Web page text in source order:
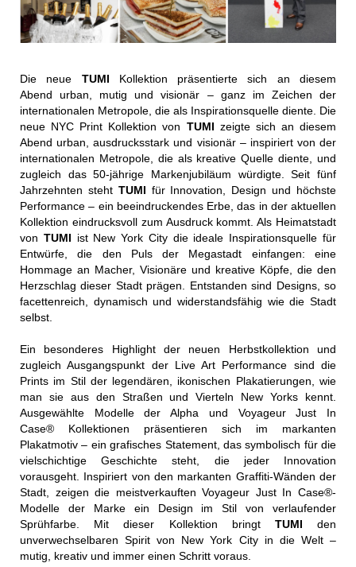
Die neue TUMI Kollektion präsentierte sich an diesem
Abend urban, mutig und visionär – ganz im Zeichen der
internationalen Metropole, die als Inspirationsquelle diente. Die
neue NYC Print Kollektion von TUMI zeigte sich an diesem
Abend urban, ausdrucksstark und visionär – inspiriert von der
internationalen Metropole, die als kreative Quelle diente, und
zugleich das 50-jährige Markenjubiläum würdigte. Seit fünf
Jahrzehnten steht TUMI für Innovation, Design und höchste
Performance – ein beeindruckendes Erbe, das in der aktuellen
Kollektion eindrucksvoll zum Ausdruck kommt. Als Heimatstadt
von TUMI ist New York City die ideale Inspirationsquelle für
Entwürfe, die den Puls der Megastadt einfangen: eine
Hommage an Macher, Visionäre und kreative Köpfe, die den
Herzschlag dieser Stadt prägen. Entstanden sind Designs, so
facettenreich, dynamisch und widerstandsfähig wie die Stadt
selbst.
Ein besonderes Highlight der neuen Herbstkollektion und
zugleich Ausgangspunkt der Live Art Performance sind die
Prints im Stil der legendären, ikonischen Plakatierungen, wie
man sie aus den Straßen und Vierteln New Yorks kennt.
Ausgewählte Modelle der Alpha und Voyageur Just In
Case® Kollektionen präsentieren sich im markanten
Plakatmotiv – ein grafisches Statement, das symbolisch für die
vielschichtige Geschichte steht, die jeder Innovation
vorausgeht. Inspiriert von den markanten Graffiti-Wänden der
Stadt, zeigen die meistverkauften Voyageur Just In Case®-
Modelle der Marke ein Design im Stil von verlaufender
Sprühfarbe. Mit dieser Kollektion bringt TUMIden
unverwechselbaren Spirit von New York City in die Welt –
mutig, kreativ und immer einen Schritt voraus.